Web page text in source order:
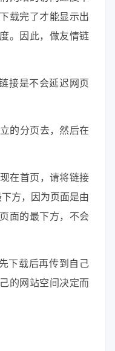
载完了才能显示出
。因此，做友情链
接是不会延迟网页
的分页去，然后在
在首页，请将链接
方，因为页面是由
面的最下方，不会
下载后再传到自己
的网站空间决定而